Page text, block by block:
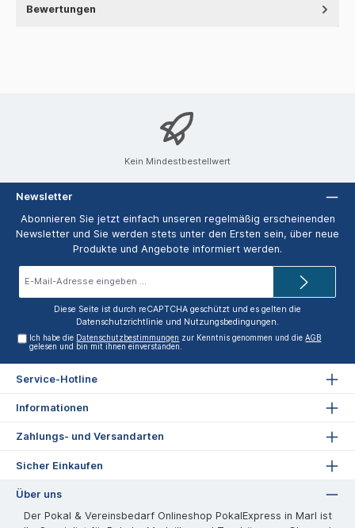
Bewertungen
Kein Mindestbestellwert
Newsletter
Abonnieren Sie jetzt einfach unseren regelmäßig erscheinenden
Newsletter und Sie werden stets unter den Ersten sein, über neue
Produkte und Angebote informiert werden.
Diese Seite ist durch reCAPTCHA geschützt und es gelten die
Datenschutzrichtlinie und Nutzungsbedingungen.
Ich habe die Datenschutzbestimmungen zur Kenntnis genommen und dieAGB
gelesen und bin mit ihnen einverstanden.
Service-Hotline
Informationen
Zahlungs- und Versandarten
Sicher Einkaufen
Über uns
Der Pokal & Vereinsbedarf Onlineshop PokalExpress in Marl ist